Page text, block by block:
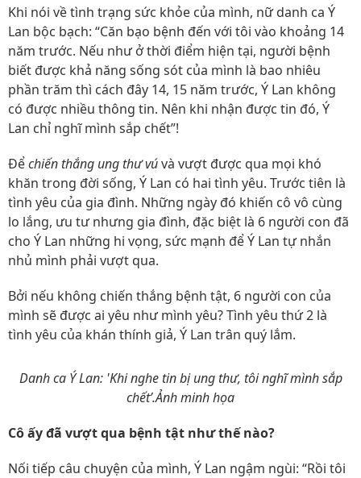
Khi nói về tình trạng sức khỏe của mình, nữ danh ca Ý
Lan bộc bạch: “Căn bạo bệnh đến với tôi vào khoảng 14
năm trước. Nếu như ở thời điểm hiện tại, người bệnh
biết được khả năng sống sót của mình là bao nhiêu
phần trăm thì cách đây 14, 15 năm trước, Ý Lan không
có được nhiều thông tin. Nên khi nhận được tin đó, Ý
Lan chỉ nghĩ mình sắp chết”!
Đểchiến thắng ung thư vúvà vượt được qua mọi khó
khăn trong đời sống, Ý Lan có hai tình yêu. Trước tiên là
tình yêu của gia đình. Những ngày đó khiến cô vô cùng
lo lắng, ưu tư nhưng gia đình, đặc biệt là 6 người con đã
cho Ý Lan những hi vọng, sức mạnh để Ý Lan tự nhắn
nhủ mình phải vượt qua.
Bởi nếu không chiến thắng bệnh tật, 6 người con của
mình sẽ được ai yêu như mình yêu? Tình yêu thứ 2 là
tình yêu của khán thính giả, Ý Lan trân quý lắm.
Danh ca Ý Lan: 'Khi nghe tin bị ung thư, tôi nghĩ mình sắp
chết’.Ảnh minh họa
Cô ấy đã vượt qua bệnh tật như thế nào?
Nối tiếp câu chuyện của mình, Ý Lan ngậm ngùi: “Rồi tôi